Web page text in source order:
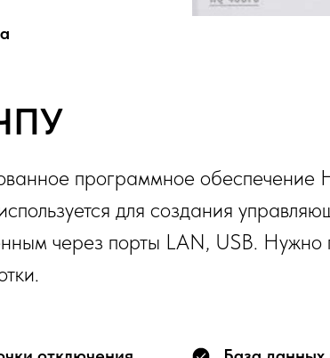
программное обеспечение
для создания
через порты LAN, USB. Нужно